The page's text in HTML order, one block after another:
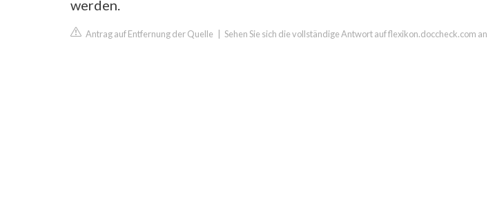
werden.
Antrag auf Entfernung der Quelle Sehen Sie sich die vollständige Antwort auf flexikon.doccheck.com an